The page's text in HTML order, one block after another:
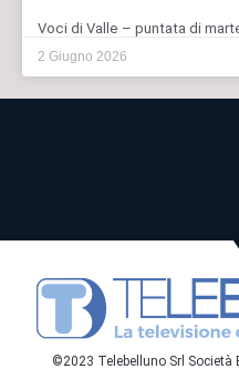
Voci di Valle – puntata di
2 Giugno 2026
©2023 Telebelluno Srl